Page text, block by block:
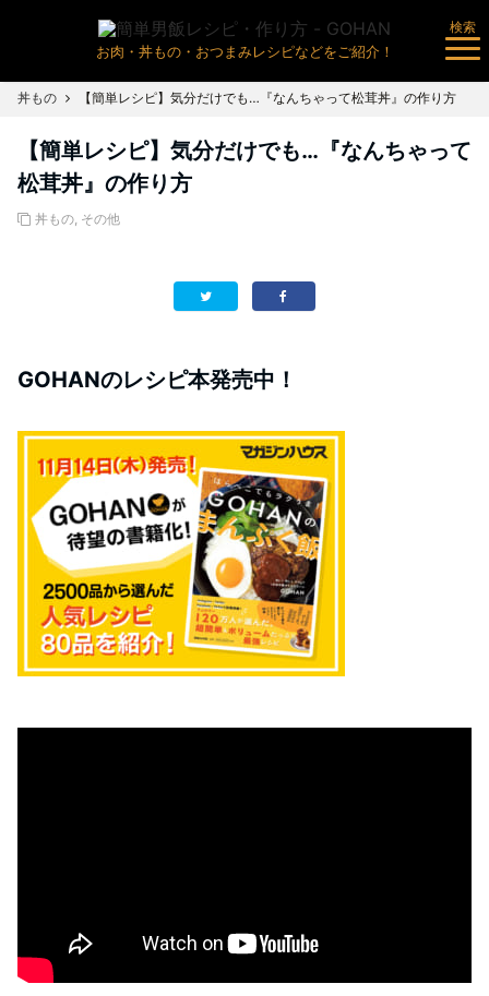
お肉・丼もの・おつまみレシピなどをご紹介！
検索
丼もの 【簡単レシピ】気分だけでも…『なんちゃって松茸丼』の作り方
【簡単レシピ】気分だけでも…『なんちゃって
松茸丼』の作り方
丼もの, その他
GOHANのレシピ本発売中！